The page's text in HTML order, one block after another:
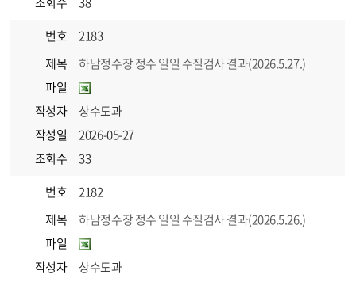
번호
2183
제목
하남정수장 정수 일일 수질검사 결과(2026.5.27.)
파일
작성자
상수도과
작성일
2026-05-27
조회수
33
번호
2182
제목
하남정수장 정수 일일 수질검사 결과(2026.5.26.)
파일
작성자
상수도과